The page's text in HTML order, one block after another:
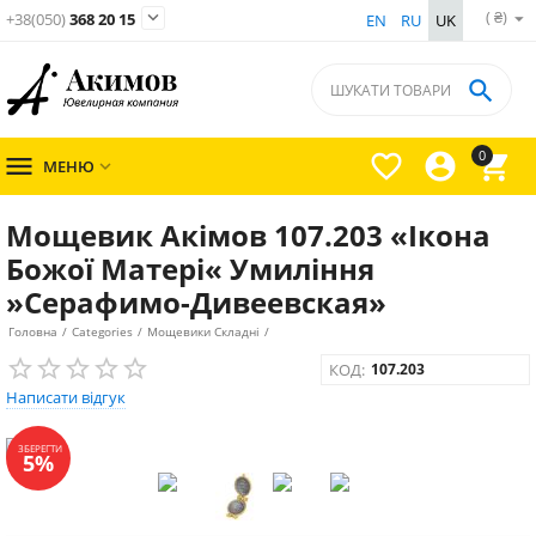
( ₴)
EN RU UK
+38(050)368 20 15 
0




 МЕНЮ 
Мощевик Акімов 107.203 «Ікона
Божої Матері« Умиління
»Серафимо-Дивеевская»
Головна / Categories / Мощевики Складні /
Написати відгук
КОД: 107.203
ЗБЕРЕГТИ
5%